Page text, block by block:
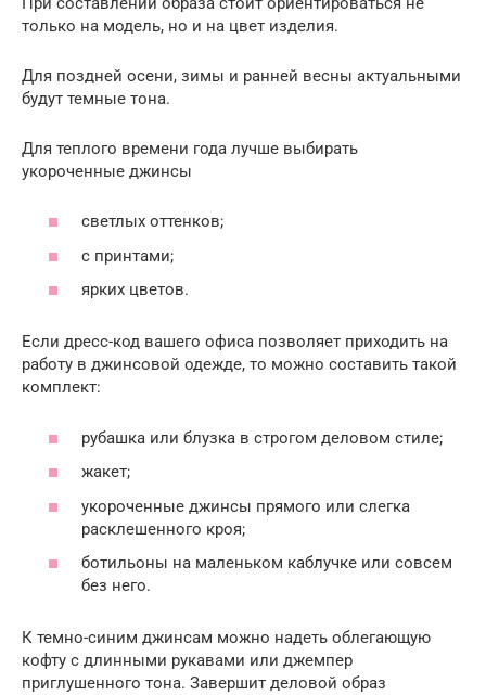
только на модель, но и на цвет изделия.
Для поздней осени, зимы и ранней весны актуальными
будут темные тона.
Для теплого времени года лучше выбирать
укороченные джинсы
светлых оттенков;
с принтами;
ярких цветов.
Если дресс-код вашего офиса позволяет приходить на
работу в джинсовой одежде, то можно составить такой
комплект:
рубашка или блузка в строгом деловом стиле;
жакет;
укороченные джинсы прямого или слегка
расклешенного кроя;
ботильоны на маленьком каблучке или совсем
без него.
К темно-синим джинсам можно надеть облегающую
кофту с длинными рукавами или джемпер
приглушенного тона. Завершит деловой образ